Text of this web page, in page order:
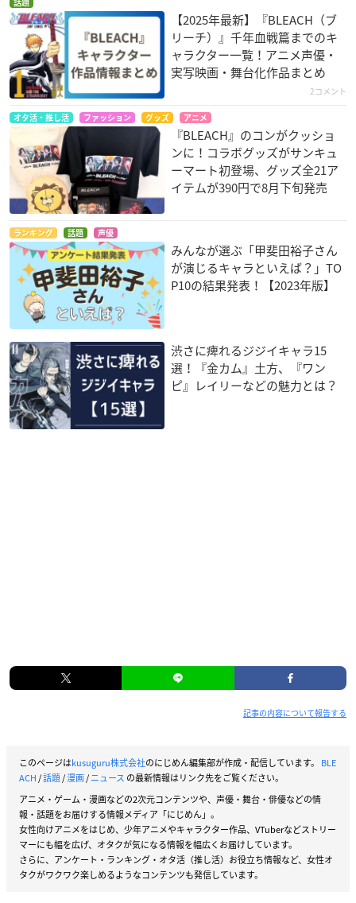
話題
【2025年最新】『BLEACH（ブ
リーチ）』千年血戦篇までのキ
ャラクター一覧！アニメ声優・
実写映画・舞台化作品まとめ
2コメント
オタ活・推し活 ファッション グッズ アニメ
『BLEACH』のコンがクッショ
ンに！コラボグッズがサンキュ
ーマート初登場、グッズ全21ア
イテムが390円で8月下旬発売
ランキング 話題 声優
みんなが選ぶ「甲斐田裕子さん
が演じるキャラといえば？」TO
P10の結果発表！【2023年版】
渋さに痺れるジジイキャラ15
選！『金カム』土方、『ワン
ピ』レイリーなどの魅力とは？
記事の内容について報告する
このページはkusuguru株式会社のにじめん編集部が作成・配信しています。 BLE
ACH/話題/漫画/ニュース の最新情報はリンク先をご覧ください。
アニメ・ゲーム・漫画などの2次元コンテンツや、声優・舞台・俳優などの情
報・話題をお届けする情報メディア「にじめん」。
女性向けアニメをはじめ、少年アニメやキャラクター作品、VTuberなどストリー
マーにも幅を広げ、オタクが気になる情報を幅広くお届けしています。
さらに、アンケート・ランキング・オタ活（推し活）お役立ち情報など、女性オ
タクがワクワク楽しめるようなコンテンツも発信しています。